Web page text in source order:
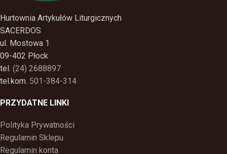
Hurtownia Artykułów Liturgicznych
SACERDOS
ul. Mostowa 1
09-402 Płock
tel. (24) 2688897
tel.kom. 501-384-314
PRZYDATNE LINKI
Polityka Prywatności
Regulamin Sklepu
Regulamin konta